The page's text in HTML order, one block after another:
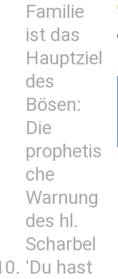
Familie
ist das
Hauptziel
des
Bösen:
Die
prophetis
che
Warnung
des hl.
Scharbel
'Du hast